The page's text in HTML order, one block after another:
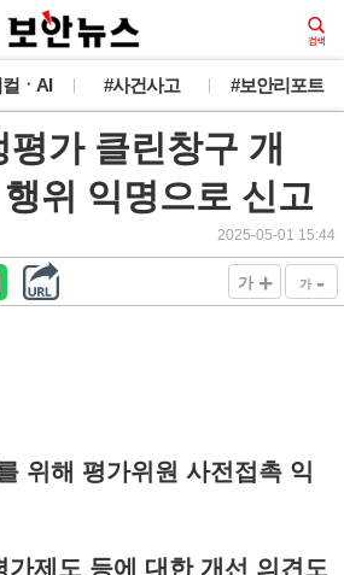
ㆍAI #사건사고 #보안리포트
가 클린창구 개
위 익명으로 신고
2025-05-01 15:44
가 + 가 -
위해 평가위원 사전접촉 익
가제도 등에 대한 개선 의견도